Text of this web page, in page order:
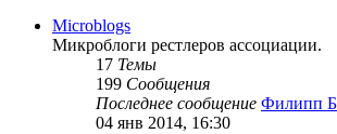
Microblogs
Микроблоги рестлеров ассоциации.
17 Темы
199 Сообщения
Последнее сообщение Филипп
04 янв 2014, 16:30